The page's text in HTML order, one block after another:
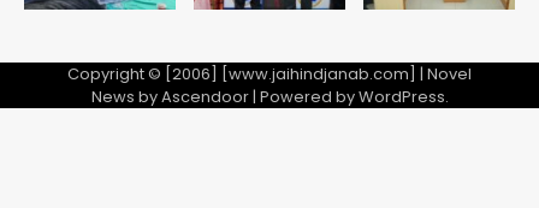
Copyright © [2006] [www.jaihindjanab.com] | Novel
News byAscendoor| Powered byWordPress.